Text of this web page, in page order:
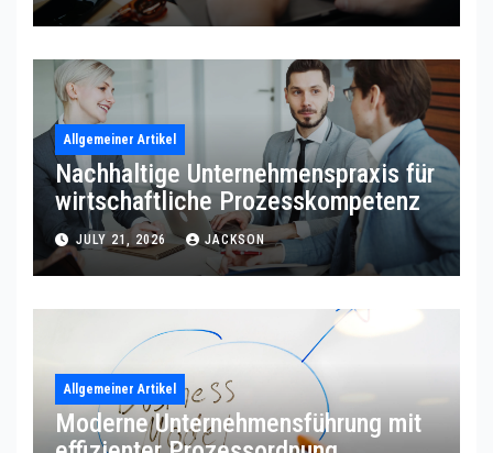
Allgemeiner Artikel
Nachhaltige Unternehmenspraxis für
wirtschaftliche Prozesskompetenz
JULY 21, 2026 JACKSON
Allgemeiner Artikel
Moderne Unternehmensführung mit